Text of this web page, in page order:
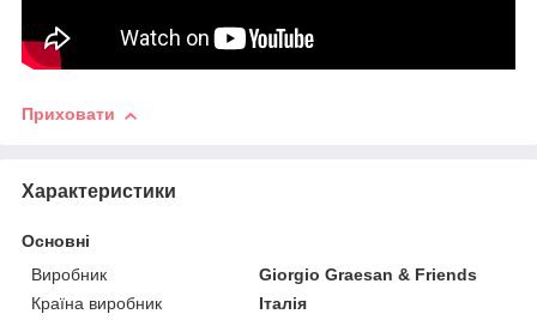
Приховати
Характеристики
Основні
Виробник
Giorgio Graesan & Friends
Країна виробник
Італія